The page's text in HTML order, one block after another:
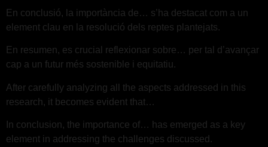
En conclusió, la importància de… s’ha destacat com a un
element clau en la resolució dels reptes plantejats.
En resumen, es crucial reflexionar sobre… per tal d’avançar
cap a un futur més sostenible i equitatiu.
After carefully analyzing all the aspects addressed in this
research, it becomes evident that…
In conclusion, the importance of… has emerged as a key
element in addressing the challenges discussed.